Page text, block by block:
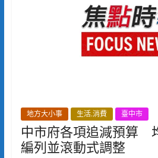
地方大小事 生活.消費 臺中市
中市府各項追減預算
編列並滾動式調整